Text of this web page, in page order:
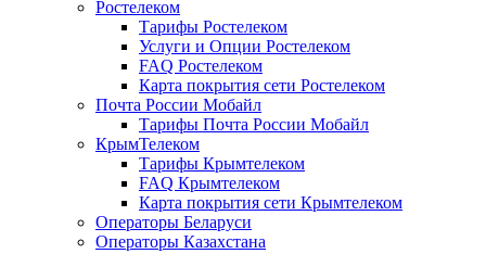
Ростелеком
Тарифы Ростелеком
Услуги и Опции Ростелеком
FAQ Ростелеком
Карта покрытия сети Ростелеком
Почта России Мобайл
Тарифы Почта России Мобайл
КрымТелеком
Тарифы Крымтелеком
FAQ Крымтелеком
Карта покрытия сети Крымтелеком
Операторы Беларуси
Операторы Казахстана